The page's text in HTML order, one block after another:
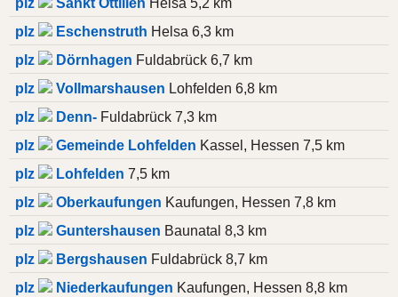
plz
Sankt Ottilien Helsa 5,2 km
plz
Eschenstruth Helsa 6,3 km
plz
Dörnhagen Fuldabrück 6,7 km
plz
Vollmarshausen Lohfelden 6,8 km
plz
Denn- Fuldabrück 7,3 km
plz
Gemeinde Lohfelden Kassel, Hessen 7,5 km
plz
Lohfelden 7,5 km
plz
Oberkaufungen Kaufungen, Hessen 7,8 km
plz
Guntershausen Baunatal 8,3 km
plz
Bergshausen Fuldabrück 8,7 km
plz
Niederkaufungen Kaufungen, Hessen 8,8 km